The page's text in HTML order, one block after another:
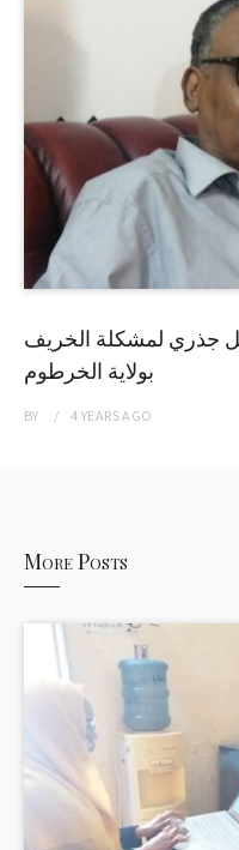
جذري لمشكلة الخريف
بولاية الخرطوم
BY 4 YEARSAGO
More Posts